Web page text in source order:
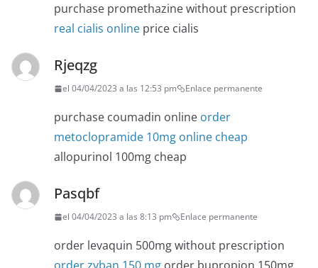
purchase promethazine without prescription
real cialis online price cialis
Rjeqzg
el 04/04/2023 a las 12:53 pm Enlace permanente
purchase coumadin online order
metoclopramide 10mg online cheap
allopurinol 100mg cheap
Pasqbf
el 04/04/2023 a las 8:13 pm Enlace permanente
order levaquin 500mg without prescription